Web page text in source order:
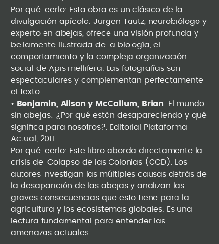
Por qué leerlo: Esta obra es un clásico de la
divulgación apícola. Jürgen Tautz, neurobiólogo y
experto en abejas, ofrece una visión profunda y
bellamente ilustrada de la biología, el
comportamiento y la compleja organización
social de Apis mellifera. Las fotografías son
espectaculares y complementan perfectamente
el texto.
•
Benjamin, Alison y McCallum, Brian . El mundo
sin abejas: ¿Por qué están desapareciendo y qué
significa para nosotros?. Editorial Plataforma
Actual, 2011.
Por qué leerlo: Este libro aborda directamente la
crisis del Colapso de las Colonias (CCD). Los
autores investigan las múltiples causas detrás de
la desaparición de las abejas y analizan las
graves consecuencias que esto tiene para la
agricultura y los ecosistemas globales. Es una
lectura fundamental para entender las
amenazas actuales.